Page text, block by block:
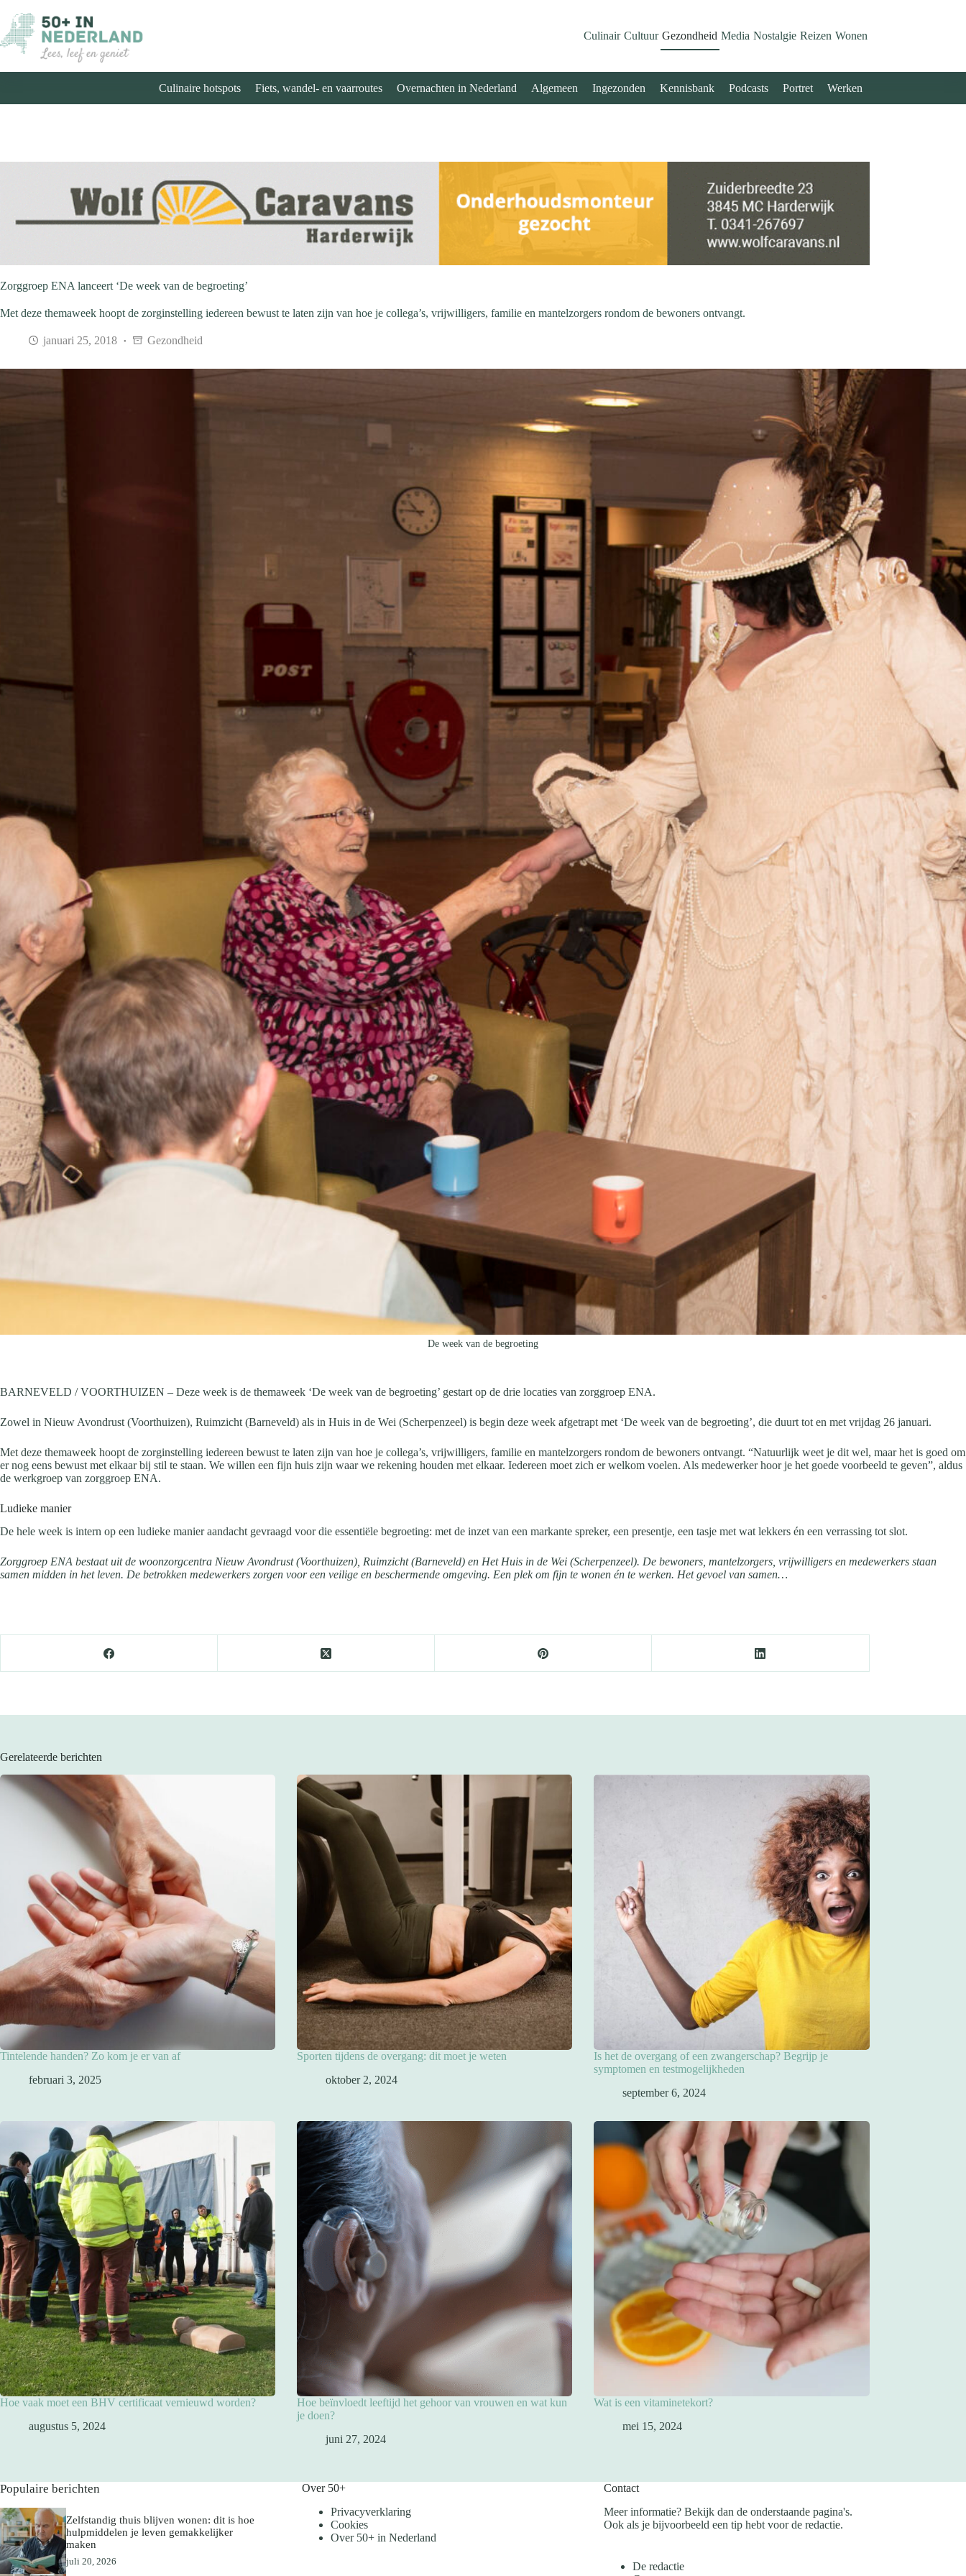
naar
de
inhoud
Culinair Cultuur Gezondheid Media Nostalgie Reizen Wonen
Culinaire hotspots Fiets, wandel- en vaarroutes Overnachten in Nederland Algemeen Ingezonden Kennisbank Podcasts Portret Werken
Zorggroep ENA lanceert ‘De week van de begroeting’
Met deze themaweek hoopt de zorginstelling iedereen bewust te laten zijn van hoe je collega’s, vrijwilligers, familie en mantelzorgers rondom de bewoners ontvangt.
januari 25, 2018 Gezondheid
De week van de begroeting
BARNEVELD / VOORTHUIZEN – Deze week is de themaweek ‘De week van de begroeting’ gestart op de drie locaties van zorggroep ENA.
Zowel in Nieuw Avondrust (Voorthuizen), Ruimzicht (Barneveld) als in Huis in de Wei (Scherpenzeel) is begin deze week afgetrapt met ‘De week van de begroeting’, die duurt tot en met vrijdag 26 januari.
Met deze themaweek hoopt de zorginstelling iedereen bewust te laten zijn van hoe je collega’s, vrijwilligers, familie en mantelzorgers rondom de bewoners ontvangt. “Natuurlijk weet je dit wel, maar het is goed om
er nog eens bewust met elkaar bij stil te staan. We willen een fijn huis zijn waar we rekening houden met elkaar. Iedereen moet zich er welkom voelen. Als medewerker hoor je het goede voorbeeld te geven”, aldus
de werkgroep van zorggroep ENA.
Ludieke manier
De hele week is intern op een ludieke manier aandacht gevraagd voor die essentiële begroeting: met de inzet van een markante spreker, een presentje, een tasje met wat lekkers én een verrassing tot slot.
Zorggroep ENA bestaat uit de woonzorgcentra Nieuw Avondrust (Voorthuizen), Ruimzicht (Barneveld) en Het Huis in de Wei (Scherpenzeel). De bewoners, mantelzorgers, vrijwilligers en medewerkers staan
samen midden in het leven. De betrokken medewerkers zorgen voor een veilige en beschermende omgeving. Een plek om fijn te wonen én te werken. Het gevoel van samen…
Gerelateerde berichten
Tintelende handen? Zo kom je er van af
februari 3, 2025
Sporten tijdens de overgang: dit moet je weten
oktober 2, 2024
Is het de overgang of een zwangerschap? Begrijp je
symptomen en testmogelijkheden
september 6, 2024
Hoe vaak moet een BHV certificaat vernieuwd worden?
augustus 5, 2024
Hoe beïnvloedt leeftijd het gehoor van vrouwen en wat kun
je doen?
juni 27, 2024
Wat is een vitaminetekort?
mei 15, 2024
Populaire berichten
Zelfstandig thuis blijven wonen: dit is hoe
hulpmiddelen je leven gemakkelijker
maken
juli 20, 2026
Over 50+
Privacyverklaring
Cookies
Over 50+ in Nederland
Contact
Meer informatie? Bekijk dan de onderstaande pagina's.
Ook als je bijvoorbeeld een tip hebt voor de redactie.
De redactie